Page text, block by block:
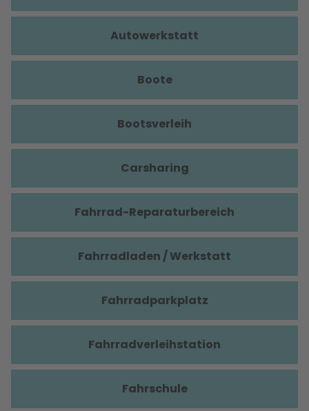
Autowerkstatt
Boote
Bootsverleih
Carsharing
Fahrrad-Reparaturbereich
Fahrradladen / Werkstatt
Fahrradparkplatz
Fahrradverleihstation
Fahrschule